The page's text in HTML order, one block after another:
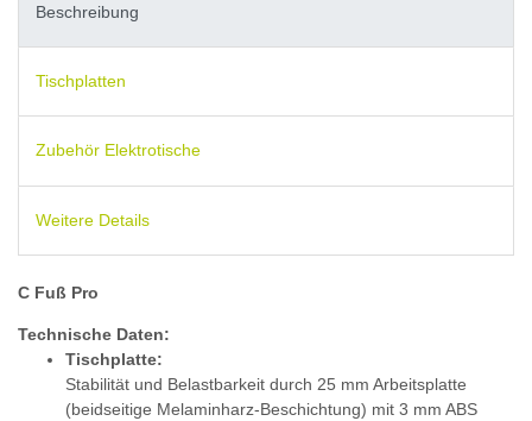
Beschreibung
Tischplatten
Zubehör Elektrotische
Weitere Details
C Fuß Pro
Technische Daten:
Tischplatte:
Stabilität und Belastbarkeit durch 25 mm Arbeitsplatte
(beidseitige Melaminharz-Beschichtung) mit 3 mm ABS